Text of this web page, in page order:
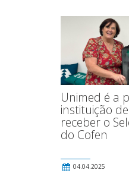
Unimed é a
instituição
receber o
do Cofen
04.04.2025